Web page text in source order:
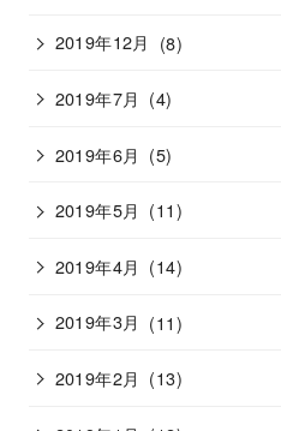
2019年12月 (8)
2019年7月 (4)
2019年6月 (5)
2019年5月 (11)
2019年4月 (14)
2019年3月 (11)
2019年2月 (13)